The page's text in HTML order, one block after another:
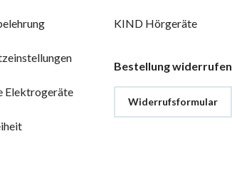
Elektrogeräte
KIND Hörgeräte
Bestellung widerrufen
Widerrufsformular